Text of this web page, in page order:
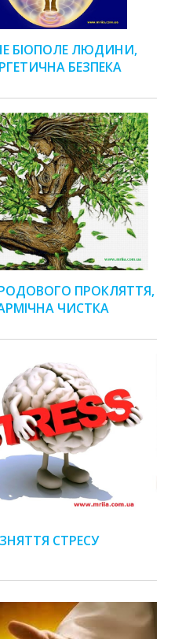
БІОПОЛЕ ЛЮДИНИ,
БЕЗПЕКА
ПРОКЛЯТТЯ,
ЧИСТКА
ЗНЯТТЯ СТРЕСУ